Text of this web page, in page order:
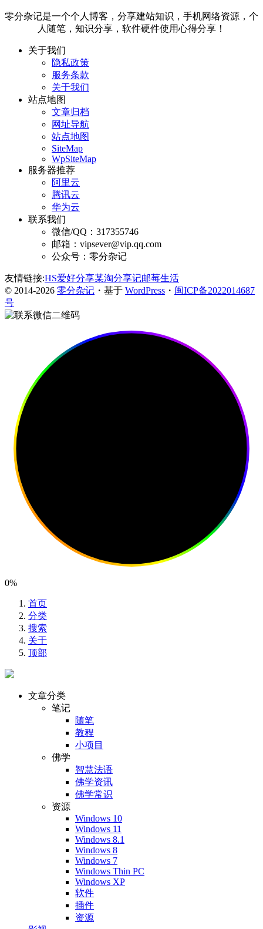
零分杂记是一个个人博客，分享建站知识，手机网络资源，个
人随笔，知识分享，软件硬件使用心得分享！
关于我们
隐私政策
服务条款
关于我们
站点地图
文章归档
网址导航
站点地图
SiteMap
WpSiteMap
服务器推荐
阿里云
腾讯云
华为云
联系我们
微信/QQ：317355746
邮箱：vipsever@vip.qq.com
公众号：零分杂记
友情链接:HS爱好分享某淘分享记邮莓生活
© 2014-2026 零分杂记 ・基于 WordPress ・ 闽ICP备2022014687
号
0%
首页
分类
搜索
关于
顶部
文章分类
笔记
随笔
教程
小项目
佛学
智慧法语
佛学资讯
佛学常识
资源
Windows 10
Windows 11
Windows 8.1
Windows 8
Windows 7
Windows Thin PC
Windows XP
软件
插件
资源